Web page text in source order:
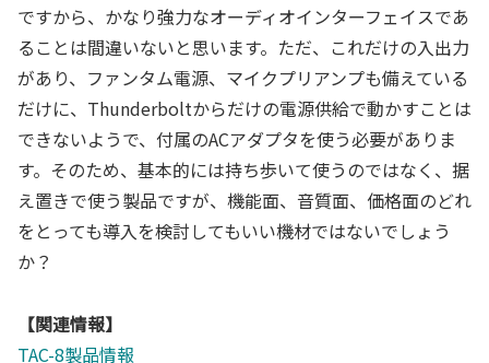
ですから、かなり強力なオーディオインターフェイスであ
ることは間違いないと思います。ただ、これだけの入出力
があり、ファンタム電源、マイクプリアンプも備えている
だけに、Thunderboltからだけの電源供給で動かすことは
できないようで、付属のACアダプタを使う必要がありま
す。そのため、基本的には持ち歩いて使うのではなく、据
え置きで使う製品ですが、機能面、音質面、価格面のどれ
をとっても導入を検討してもいい機材ではないでしょう
か？
【関連情報】
TAC-8製品情報